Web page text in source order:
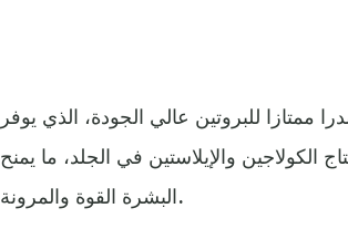
للبروتين عالي الجودة، الذي يوفر
الكولاجين والإيلاستين في الجلد، ما يمنح
البشرة القوة والمرونة.